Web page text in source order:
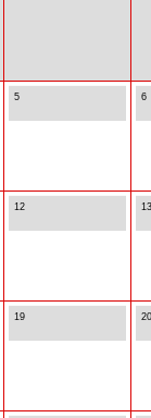
5 6
12 13
19 20